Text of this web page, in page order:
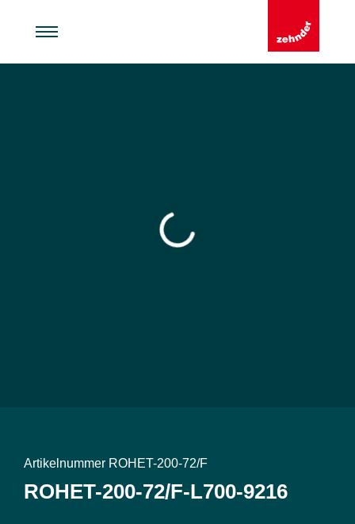
Artikelnummer ROHET-200-72/F
ROHET-200-72/F-L700-9216